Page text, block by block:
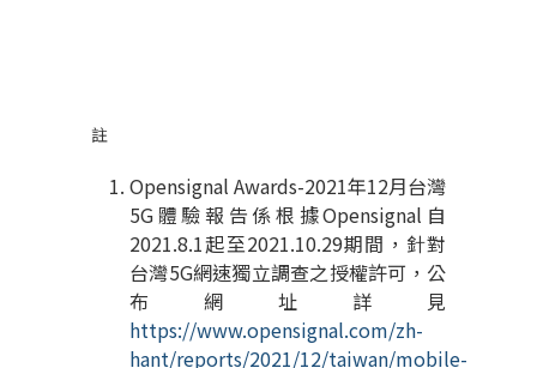
註
Opensignal Awards-2021年12月台灣
5G體驗報告係根據Opensignal 自
2021.8.1起至2021.10.29期間，針對
台灣5G網速獨立調查之授權許可，公
布網址詳見
https://www.opensignal.com/zh-
hant/reports/2021/12/taiwan/mobile-